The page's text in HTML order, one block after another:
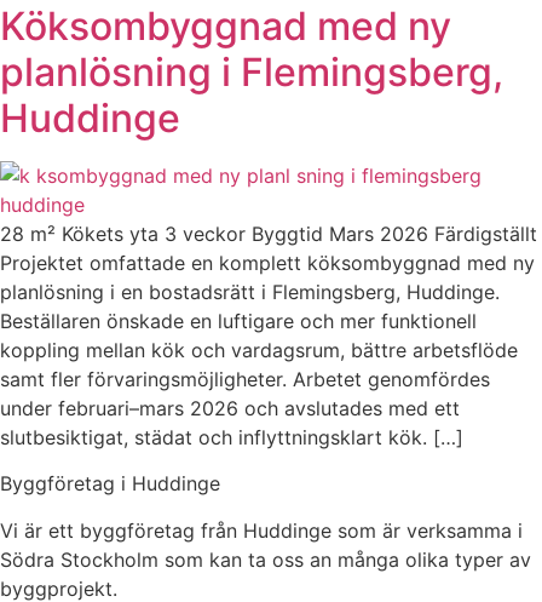
Köksombyggnad med ny
planlösning i Flemingsberg,
Huddinge
28 m² Kökets yta 3 veckor Byggtid Mars 2026 Färdigställt
Projektet omfattade en komplett köksombyggnad med ny
planlösning i en bostadsrätt i Flemingsberg, Huddinge.
Beställaren önskade en luftigare och mer funktionell
koppling mellan kök och vardagsrum, bättre arbetsflöde
samt fler förvaringsmöjligheter. Arbetet genomfördes
under februari–mars 2026 och avslutades med ett
slutbesiktigat, städat och inflyttningsklart kök. […]
Byggföretag i Huddinge
Vi är ett byggföretag från Huddinge som är verksamma i
Södra Stockholm som kan ta oss an många olika typer av
byggprojekt.